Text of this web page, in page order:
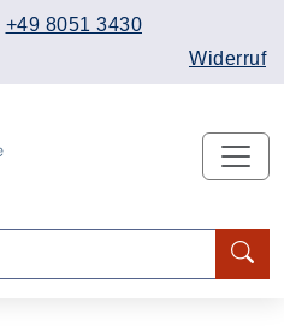
+49 8051 3430
Widerruf